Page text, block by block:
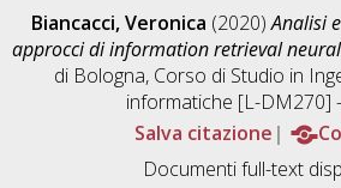
Biancacci, Veronica (2020)Analisi
approcci di information retrieval
di Bologna, Corso di Studio in
informatiche [L-DM270]
Salva citazione
Documenti full-text